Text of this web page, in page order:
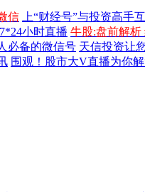
信
上“财经号”与投资高手
小时直播 牛股:盘前解析
必备的微信号 天信投资让
围观！股市大V直播为你